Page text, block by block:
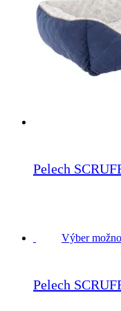
Pelech
Výber
Pelech